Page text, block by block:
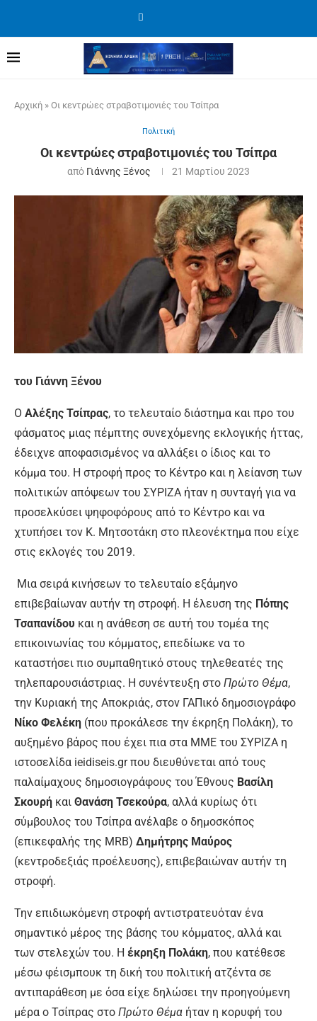
Αρχική » Οι κεντρώες στραβοτιμονιές του Τσίπρα
Πολιτική
Οι κεντρώες στραβοτιμονιές του Τσίπρα
από Γιάννης Ξένος 21 Μαρτίου 2023
του Γιάννη Ξένου
Ο Αλέξης Τσίπρας, το τελευταίο διάστημα και προ του
φάσματος μιας πέμπτης συνεχόμενης εκλογικής ήττας,
έδειχνε αποφασισμένος να αλλάξει ο ίδιος και το
κόμμα του. Η στροφή προς το Κέντρο και η λείανση των
πολιτικών απόψεων του ΣΥΡΙΖΑ ήταν η συνταγή για να
προσελκύσει ψηφοφόρους από το Κέντρο και να
χτυπήσει τον Κ. Μητσοτάκη στο πλεονέκτημα που είχε
στις εκλογές του 2019.
Μια σειρά κινήσεων το τελευταίο εξάμηνο
επιβεβαίωναν αυτήν τη στροφή. Η έλευση της Πόπης
Τσαπανίδου και η ανάθεση σε αυτή του τομέα της
επικοινωνίας του κόμματος, επεδίωκε να το
καταστήσει πιο συμπαθητικό στους τηλεθεατές της
τηλεπαρουσιάστριας. Η συνέντευξη στο Πρώτο Θέμα,
την Κυριακή της Αποκριάς, στον ΓΑΠικό δημοσιογράφο
Νίκο Φελέκη (που προκάλεσε την έκρηξη Πολάκη), το
αυξημένο βάρος που έχει πια στα ΜΜΕ του ΣΥΡΙΖΑ η
ιστοσελίδα ieidiseis.gr που διευθύνεται από τους
παλαίμαχους δημοσιογράφους του Έθνους Βασίλη
Σκουρή και Θανάση Τσεκούρα, αλλά κυρίως ότι
σύμβουλος του Τσίπρα ανέλαβε ο δημοσκόπος
(επικεφαλής της MRB) Δημήτρης Μαύρος
(κεντροδεξιάς προέλευσης), επιβεβαιώναν αυτήν τη
στροφή.
Την επιδιωκόμενη στροφή αντιστρατευόταν ένα
σημαντικό μέρος της βάσης του κόμματος, αλλά και
των στελεχών του. Η έκρηξη Πολάκη, που κατέθεσε
μέσω φέισμπουκ τη δική του πολιτική ατζέντα σε
αντιπαράθεση με όσα είχε δηλώσει την προηγούμενη
μέρα ο Τσίπρας στο Πρώτο Θέμα ήταν η κορυφή του